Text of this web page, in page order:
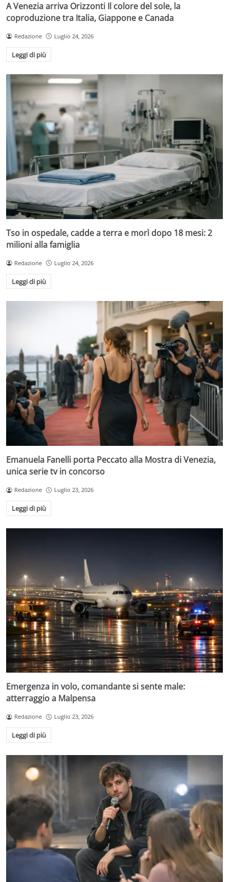
A Venezia arriva Orizzonti Il colore del sole, la
coproduzione tra Italia, Giappone e Canada
Redazione Luglio 24, 2026
Leggi di più
Tso in ospedale, cadde a terra e morì dopo 18 mesi: 2
milioni alla famiglia
Redazione Luglio 24, 2026
Leggi di più
Emanuela Fanelli porta Peccato alla Mostra di Venezia,
unica serie tv in concorso
Redazione Luglio 23, 2026
Leggi di più
Emergenza in volo, comandante si sente male:
atterraggio a Malpensa
Redazione Luglio 23, 2026
Leggi di più